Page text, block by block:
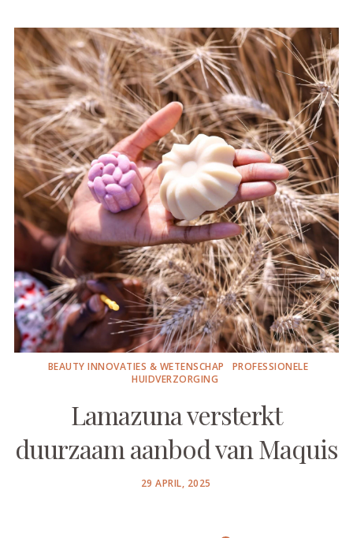
BEAUTY INNOVATIES & WETENSCHAP
PROFESSIONELE
HUIDVERZORGING
Lamazuna versterkt
duurzaam aanbod van Maquis
POSTED
29 APRIL, 2025